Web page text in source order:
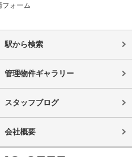
フォーム
駅から検索
管理物件ギャラリー
スタッフブログ
会社概要